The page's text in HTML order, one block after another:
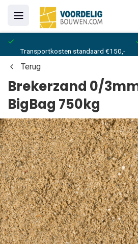
Transportkosten standaard €150,-
Terug
Brekerzand 0/
BigBag 750kg